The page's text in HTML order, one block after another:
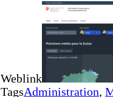
Weblink
TagsAdministration,